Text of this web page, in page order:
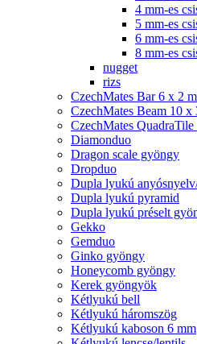
4 mm-es
5 mm-es
6 mm-es
8 mm-es
nugget
rizs
CzechMates Bar 6 x 2
CzechMates Beam 10 x
CzechMates
Diamonduo
Dragon scale gyöngy
Dropduo
Dupla lyukú
Dupla lyukú pyramid
Dupla lyukú préselt
Gekko
Gemduo
Ginko gyöngy
Honeycomb gyöngy
Kerek gyöngyök
Kétlyukú bell
Kétlyukú háromszög
Kétlyukú kaboson 6 mm